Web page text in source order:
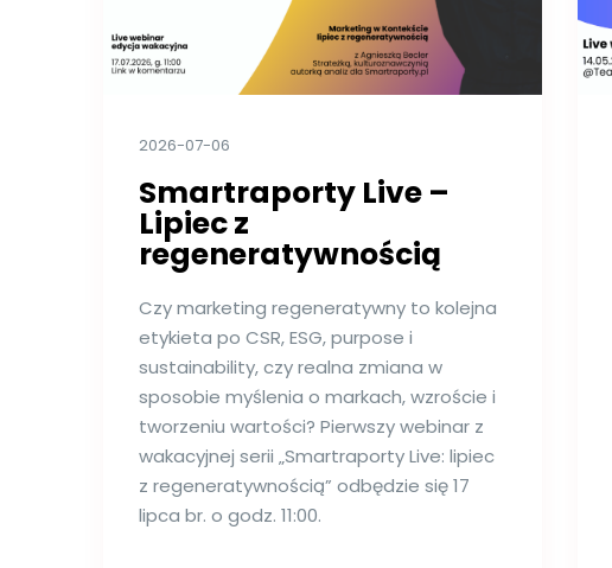
2026-07-06
Smartraporty Live –
Lipiec z
regeneratywnością
Czy marketing regeneratywny to kolejna
etykieta po CSR, ESG, purpose i
sustainability, czy realna zmiana w
sposobie myślenia o markach, wzroście i
tworzeniu wartości? Pierwszy webinar z
wakacyjnej serii „Smartraporty Live: lipiec
z regeneratywnością” odbędzie się 17
lipca br. o godz. 11:00.